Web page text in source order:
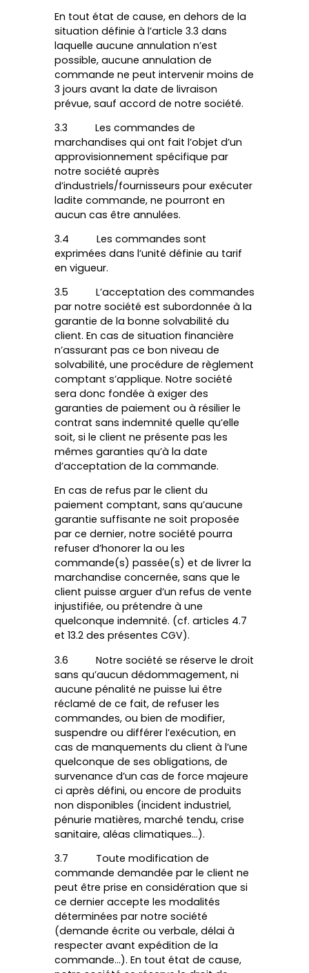
En tout état de cause, en dehors de la
situation définie à l’article 3.3 dans
laquelle aucune annulation n’est
possible, aucune annulation de
commande ne peut intervenir moins de
3 jours avant la date de livraison
prévue, sauf accord de notre société.
3.3 Les commandes de
marchandises qui ont fait l’objet d’un
approvisionnement spécifique par
notre société auprès
d’industriels/fournisseurs pour exécuter
ladite commande, ne pourront en
aucun cas être annulées.
3.4 Les commandes sont
exprimées dans l’unité définie au tarif
en vigueur.
3.5 L’acceptation des commandes
par notre société est subordonnée à la
garantie de la bonne solvabilité du
client. En cas de situation financière
n’assurant pas ce bon niveau de
solvabilité, une procédure de règlement
comptant s’applique. Notre société
sera donc fondée à exiger des
garanties de paiement ou à résilier le
contrat sans indemnité quelle qu’elle
soit, si le client ne présente pas les
mêmes garanties qu’à la date
d’acceptation de la commande.
En cas de refus par le client du
paiement comptant, sans qu’aucune
garantie suffisante ne soit proposée
par ce dernier, notre société pourra
refuser d’honorer la ou les
commande(s) passée(s) et de livrer la
marchandise concernée, sans que le
client puisse arguer d’un refus de vente
injustifiée, ou prétendre à une
quelconque indemnité. (cf. articles 4.7
et 13.2 des présentes CGV).
3.6 Notre société se réserve le droit
sans qu’aucun dédommagement, ni
aucune pénalité ne puisse lui être
réclamé de ce fait, de refuser les
commandes, ou bien de modifier,
suspendre ou différer l’exécution, en
cas de manquements du client à l’une
quelconque de ses obligations, de
survenance d’un cas de force majeure
ci après défini, ou encore de produits
non disponibles (incident industriel,
pénurie matières, marché tendu, crise
sanitaire, aléas climatiques…).
3.7 Toute modification de
commande demandée par le client ne
peut être prise en considération que si
ce dernier accepte les modalités
déterminées par notre société
(demande écrite ou verbale, délai à
respecter avant expédition de la
commande...). En tout état de cause,